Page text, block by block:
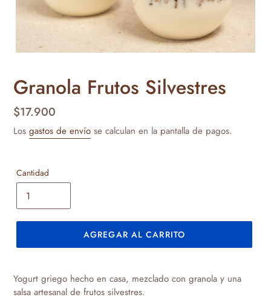
Granola Frutos Silvestres
Precio
habitual
$17.900
Los gastos de envío se calculan en la pantalla de pagos.
Cantidad
AGREGAR AL CARRITO
el
producto
Yogurt griego hecho en casa, mezclado con granola y una
salsa artesanal de frutos silvestres.